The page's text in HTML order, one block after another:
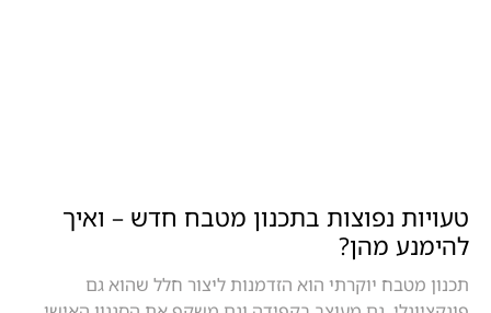
טעויות נפוצות בתכנון מטבח חדש – ואיך
להימנע מהן?
תכנון מטבח יוקרתי הוא הזדמנות ליצור חלל שהוא גם